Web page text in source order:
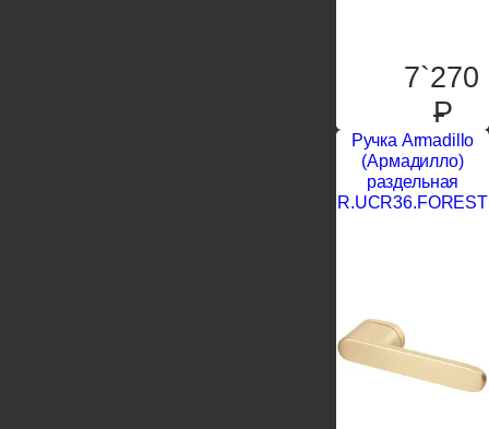
7`270
P
Ручка Armadillo
(Армадилло)
раздельная
R.UCR36.FOREST